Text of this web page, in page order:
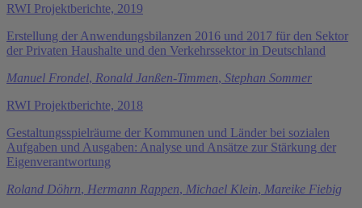
RWI Projektberichte, 2019
Erstellung der Anwendungsbilanzen 2016 und 2017 für den Sektor
der Privaten Haushalte und den Verkehrssektor in Deutschland
Manuel Frondel, Ronald Janßen-Timmen, Stephan Sommer
RWI Projektberichte, 2018
Gestaltungsspielräume der Kommunen und Länder bei sozialen
Aufgaben und Ausgaben: Analyse und Ansätze zur Stärkung der
Eigenverantwortung
Roland Döhrn, Hermann Rappen, Michael Klein, Mareike Fiebig